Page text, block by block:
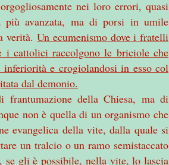
nei loro errori, quasi
più avanzata, ma di porsi in umile
verità.Un ecumenismo dove i fratelli
i cattolici raccolgono le briciole che
e crogiolandosi in esso col
dal demonio.
della Chiesa, ma di
non è quella di un organismo che
evangelica della vite, dalla quale si
un tralcio o un ramo semistaccato
se gli è possibile, nella vite, lo lascia